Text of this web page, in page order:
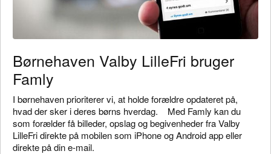
Børnehaven Valby LilleFri bruger
Famly
I børnehaven prioriterer vi, at holde forældre opdateret på,
hvad der sker i deres børns hverdag. Med Famly kan du
som forælder få billeder, opslag og begivenheder fra Valby
LilleFri direkte på mobilen som iPhone og Android app eller
direkte på din e-mail.